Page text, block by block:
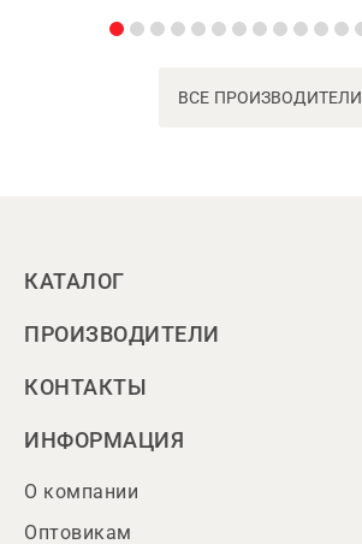
ВСЕ ПРОИЗВОДИТЕЛИ
КАТАЛОГ
ПРОИЗВОДИТЕЛИ
КОНТАКТЫ
ИНФОРМАЦИЯ
О компании
Оптовикам